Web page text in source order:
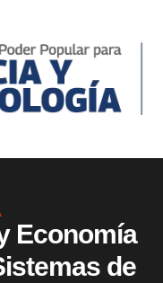
Economía
de